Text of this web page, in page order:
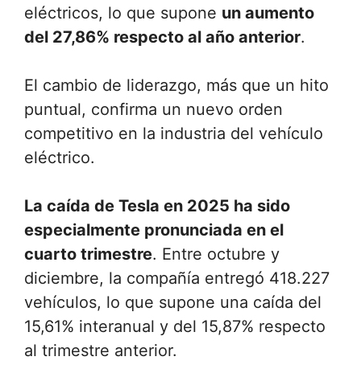
eléctricos, lo que supone un aumento
del 27,86% respecto al año anterior.
El cambio de liderazgo, más que un hito
puntual, confirma un nuevo orden
competitivo en la industria del vehículo
eléctrico.
La caída de Tesla en 2025 ha sido
especialmente pronunciada en el
cuarto trimestre. Entre octubre y
diciembre, la compañía entregó 418.227
vehículos, lo que supone una caída del
15,61% interanual y del 15,87% respecto
al trimestre anterior.